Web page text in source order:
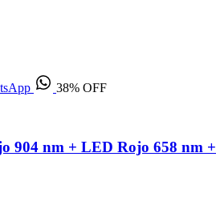
38% OFF
904 nm + LED Rojo 658 nm